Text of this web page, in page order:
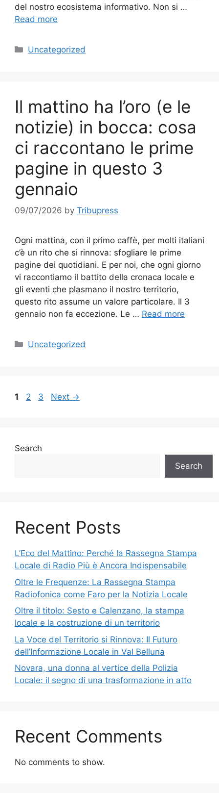
del nostro ecosistema informativo. Non si …
Read more
Categories
Uncategorized
Il mattino ha l’oro (e le
notizie) in bocca: cosa
ci raccontano le prime
pagine in questo 3
gennaio
09/07/2026 by Tribupress
Ogni mattina, con il primo caffè, per molti italiani
c’è un rito che si rinnova: sfogliare le prime
pagine dei quotidiani. E per noi, che ogni giorno
vi raccontiamo il battito della cronaca locale e
gli eventi che plasmano il nostro territorio,
questo rito assume un valore particolare. Il 3
gennaio non fa eccezione. Le … Read more
Categories
Uncategorized
Page
1 Page
2 Page
3 Next →
Search
Search
Recent Posts
L’Eco del Mattino: Perché la Rassegna Stampa
Locale di Radio Più è Ancora Indispensabile
Oltre le Frequenze: La Rassegna Stampa
Radiofonica come Faro per la Notizia Locale
Oltre il titolo: Sesto e Calenzano, la stampa
locale e la costruzione di un territorio
La Voce del Territorio si Rinnova: Il Futuro
dell’Informazione Locale in Val Belluna
Novara, una donna al vertice della Polizia
Locale: il segno di una trasformazione in atto
Recent Comments
No comments to show.